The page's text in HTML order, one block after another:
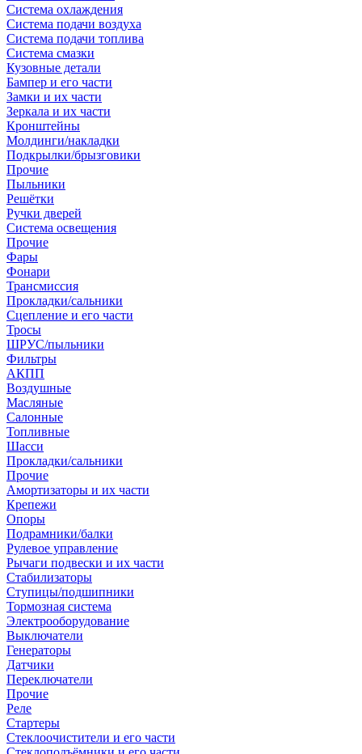
Система охлаждения
Система подачи воздуха
Система подачи топлива
Система смазки
Кузовные детали
Бампер и его части
Замки и их части
Зеркала и их части
Кронштейны
Молдинги/накладки
Подкрылки/брызговики
Прочие
Пыльники
Решётки
Ручки дверей
Система освещения
Прочие
Фары
Фонари
Трансмиссия
Прокладки/сальники
Сцепление и его части
Тросы
ШРУС/пыльники
Фильтры
АКПП
Воздушные
Масляные
Салонные
Топливные
Шасси
Прокладки/сальники
Прочие
Амортизаторы и их части
Крепежи
Опоры
Подрамники/балки
Рулевое управление
Рычаги подвески и их части
Стабилизаторы
Ступицы/подшипники
Тормозная система
Электрооборудование
Выключатели
Генераторы
Датчики
Переключатели
Прочие
Реле
Стартеры
Стеклоочистители и его части